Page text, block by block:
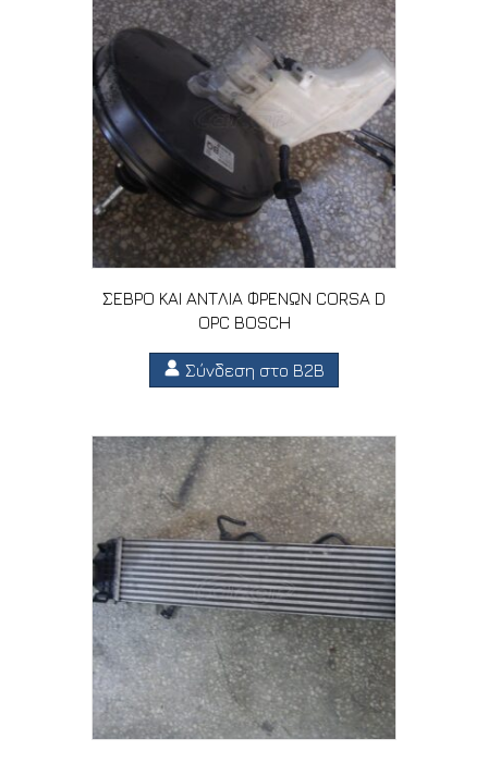
ΣΕΒΡΟ ΚΑΙ ΑΝΤΛΙΑ ΦΡΕΝΩΝ CORSA D
OPC BOSCH
Σύνδεση στο B2B